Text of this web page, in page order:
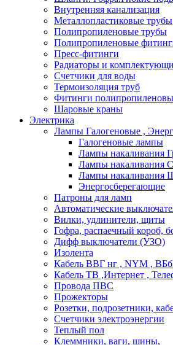
Внутренняя канализация
Металлопластиковые трубы
Полипропиленовые трубы
Полипропиленовые
Пресс-фитинги
Радиаторы и
Счетчики для воды
Термоизоляция труб
Фитинги
Шаровые краны
Электрика
Лампы Галогеновые ,
Галогеновые лампы
Лампы накаливания
Лампы накаливания
Лампы накаливания
Энергосберегающие
Патроны для ламп
Автоматические
Вилки, удлинители, щиты
Гофра, распаечный короб,
Дифф выключатели (УЗО)
Изолента
Кабель ВВГ нг , NYM ,
Кабель ТВ ,Интернет ,
Провода ПВС
Прожекторы
Розетки, подрозетники,
Счетчики электроэнергии
Теплый пол
Клеммники, ваги, шины,